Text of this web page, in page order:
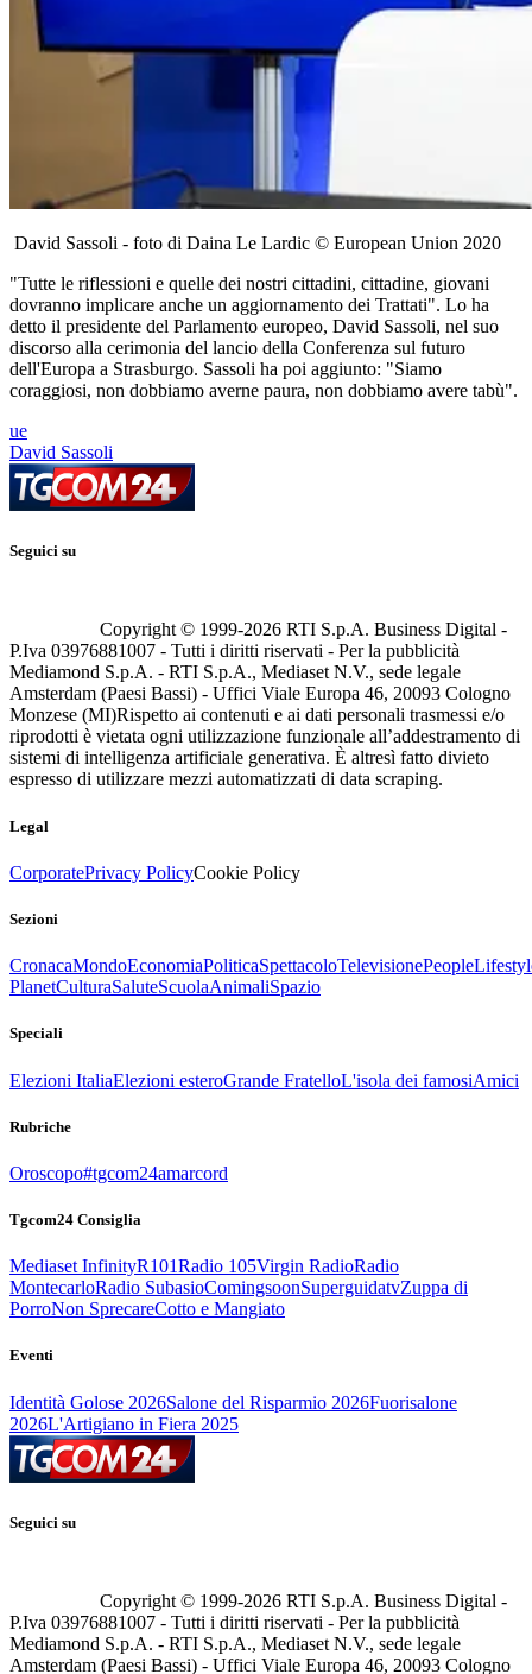
David Sassoli - foto di Daina Le Lardic © European Union 2020
"Tutte le riflessioni e quelle dei nostri cittadini, cittadine, giovani
dovranno implicare anche un aggiornamento dei Trattati". Lo ha
detto il presidente del Parlamento europeo, David Sassoli, nel suo
discorso alla cerimonia del lancio della Conferenza sul futuro
dell'Europa a Strasburgo. Sassoli ha poi aggiunto: "Siamo
coraggiosi, non dobbiamo averne paura, non dobbiamo avere tabù".
ue
David Sassoli
Seguici su
Copyright © 1999-2026 RTI S.p.A. Business Digital -
P.Iva 03976881007 - Tutti i diritti riservati - Per la pubblicità
Mediamond S.p.A. - RTI S.p.A., Mediaset N.V., sede legale
Amsterdam (Paesi Bassi) - Uffici Viale Europa 46, 20093 Cologno
Monzese (MI)Rispetto ai contenuti e ai dati personali trasmessi e/o
riprodotti è vietata ogni utilizzazione funzionale all’addestramento di
sistemi di intelligenza artificiale generativa. È altresì fatto divieto
espresso di utilizzare mezzi automatizzati di data scraping.
Legal
CorporatePrivacy PolicyCookie Policy
Sezioni
CronacaMondoEconomiaPoliticaSpettacoloTelevisionePeople
PlanetCulturaSaluteScuolaAnimaliSpazio
Speciali
Elezioni ItaliaElezioni esteroGrande FratelloL'isola dei famosiAmici
Rubriche
Oroscopo#tgcom24amarcord
Tgcom24 Consiglia
Mediaset InfinityR101Radio 105Virgin RadioRadio
MontecarloRadio SubasioComingsoonSuperguidatvZuppa di
PorroNon SprecareCotto e Mangiato
Eventi
Identità Golose 2026Salone del Risparmio 2026Fuorisalone
2026L'Artigiano in Fiera 2025
Seguici su
Copyright © 1999-2026 RTI S.p.A. Business Digital -
P.Iva 03976881007 - Tutti i diritti riservati - Per la pubblicità
Mediamond S.p.A. - RTI S.p.A., Mediaset N.V., sede legale
Amsterdam (Paesi Bassi) - Uffici Viale Europa 46, 20093 Cologno